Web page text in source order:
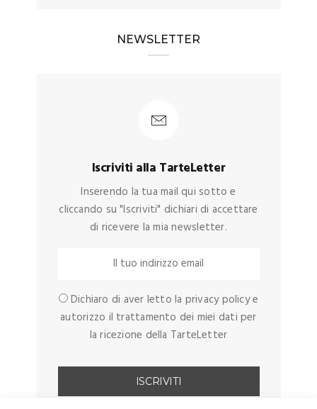
NEWSLETTER
Iscriviti alla TarteLetter
Inserendo la tua mail qui sotto e
cliccando su "Iscriviti" dichiari di accettare
di ricevere la mia newsletter.
Dichiaro di aver letto la privacy policy e
autorizzo il trattamento dei miei dati per
la ricezione della TarteLetter